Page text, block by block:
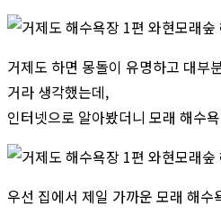
거제도 하면 몽돌이 유명하고 대부
거라 생각했는데,
인터넷으로 알아봤더니 모래 해수
우선 집에서 제일 가까운 모래 해